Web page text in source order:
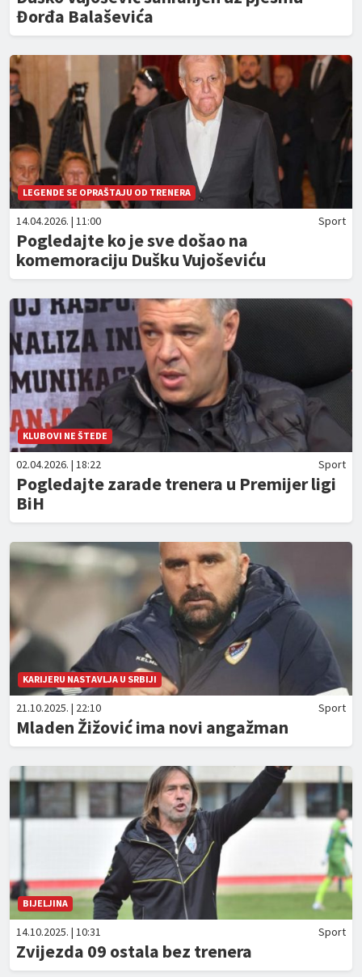
Đorđa Balaševića
LEGENDE SE OPRAŠTAJU OD TRENERA
14.04.2026. | 11:00 Sport
Pogledajte ko je sve došao na
komemoraciju Dušku Vujoševiću
KLUBOVI NE ŠTEDE
02.04.2026. | 18:22 Sport
Pogledajte zarade trenera u Premijer ligi
BiH
KARIJERU NASTAVLJA U SRBIJI
21.10.2025. | 22:10 Sport
Mladen Žižović ima novi angažman
BIJELJINA
14.10.2025. | 10:31 Sport
Zvijezda 09 ostala bez trenera